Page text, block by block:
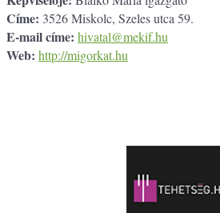
Címe: 3526 Miskolc, Szeles utca 59.
E-mail címe: hivatal@mekif.hu
Web: http://migorkat.hu